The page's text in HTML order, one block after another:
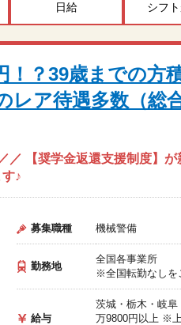
日給 シフ
！？39歳までの方
ア待遇多数（総合
／ 【奨学金返還支援制度】
♪
募集職種 機械警備
勤務地
全国各事業所
※全国転勤なしを
給与
茨城・栃木・岐
万9800円以上 ※